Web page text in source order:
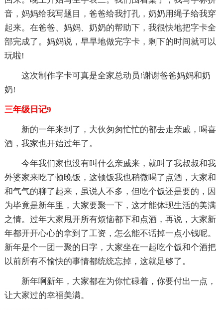
音，妈妈给我写题目，爸爸给我打孔，奶奶用绳子给我穿
起来。在爸爸、妈妈、奶奶的帮助下，我很快地把字卡全
部完成了。妈妈说，早早地做完字卡，剩下的时间就可以
玩啦!
这次制作字卡可真是全家总动员!谢谢爸爸妈妈和奶
奶!
三年级日记9
新的一年来到了，大伙匆匆忙忙的都去走亲戚，喝喜
酒，我家也开始过年了。
今年我们家也没有叫什么亲戚来，就叫了我叔叔和我
外婆家来吃了顿晚饭，这顿饭我也稍微喝了点酒，大家和
和气气的聊了起来，虽说人不多，但吃个饭还是要的，因
为毕竟是新年里，大家要聚一下，这才能体现生活的美满
之情。过年大家甩开所有烦恼都下和点酒，再说，大家新
年都开开心心的拿到了工资，怎么能不话掉一点小钱呢。
新年是个一团一聚的日字，大家坐在一起吃个饭和个酒把
以前所有不愉快的事情都统统忘掉，这就足够了。
新年啊新年，大家都在为你忙碌着，你要付出一点，
让大家过的幸福美满。